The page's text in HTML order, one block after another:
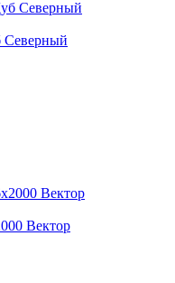
Северный
Вектор